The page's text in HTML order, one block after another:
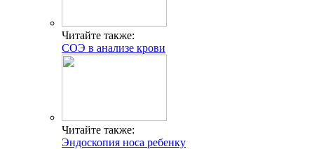
Читайте также:
СОЭ в анализе крови
Читайте также:
Эндоскопия носа ребенку